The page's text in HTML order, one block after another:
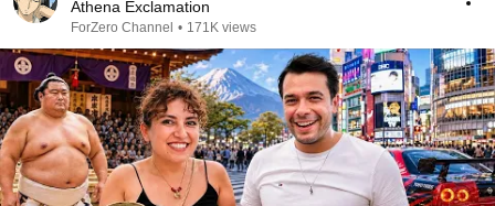
Athena Exclamation
ForZero Channel • 171K views